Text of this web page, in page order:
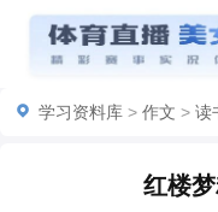
学习资料库 > 作文 > 读
红楼